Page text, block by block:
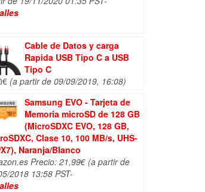
Cable de Datos y carga
Rapida USB Tipo C a USB
Tipo C
€ (a partir de 09/09/2019, 16:08)
Samsung EVO - Tarjeta de
Memoria microSD de 128 GB
(MicroSDXC EVO, 128 GB,
Clase 10, 100 MB/s, UHS-
Naranja/Blanco
Precio:21,99€ (a partir de
2018 13:58 PST-